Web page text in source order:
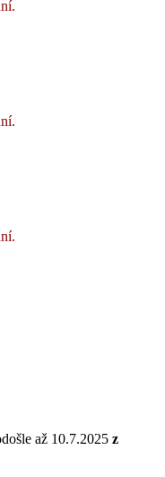
až 10.7.2025 z